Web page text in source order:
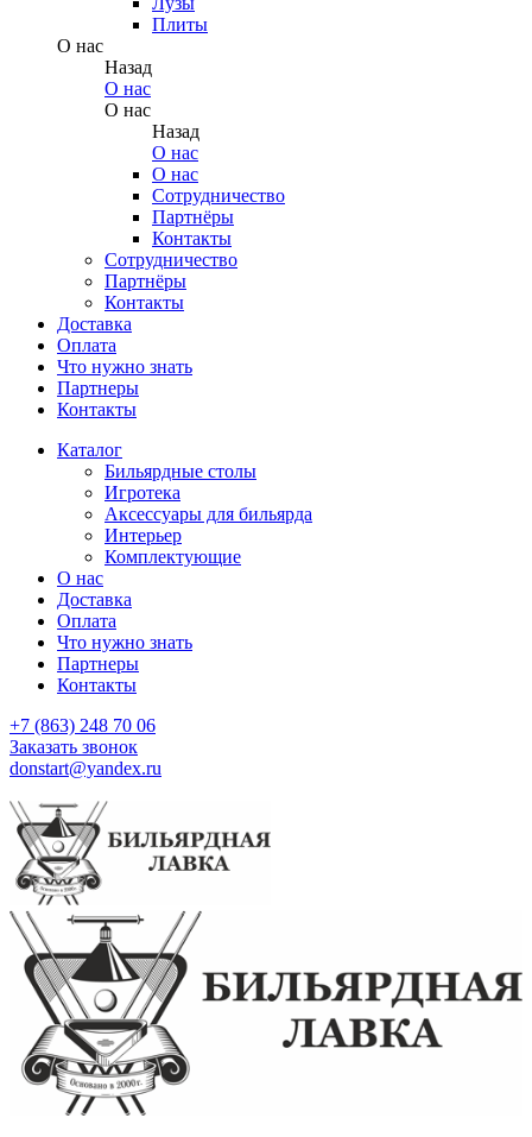
Плиты
О нас
Назад
О нас
О нас
Назад
О нас
О нас
Сотрудничество
Партнёры
Контакты
Сотрудничество
Партнёры
Контакты
Доставка
Оплата
Что нужно знать
Партнеры
Контакты
Каталог
Бильярдные столы
Игротека
Аксессуары для бильярда
Интерьер
Комплектующие
О нас
Доставка
Оплата
Что нужно знать
Партнеры
Контакты
+7 (863) 248 70 06
Заказать звонок
donstart@yandex.ru